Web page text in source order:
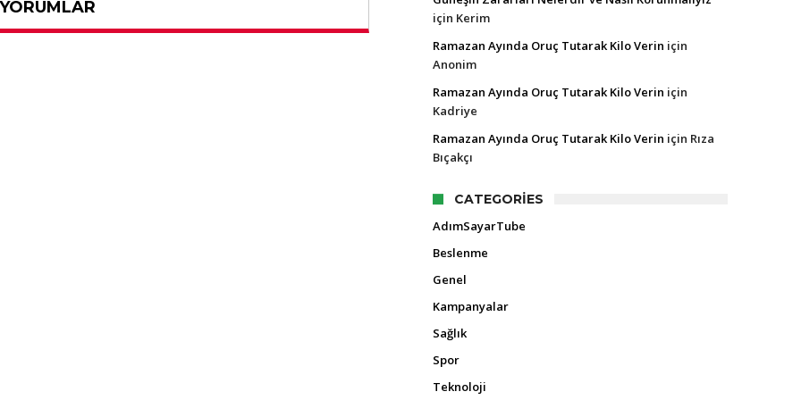
için Kerim
Ramazan Ayında Oruç Tutarak Kilo Verin için
Anonim
Ramazan Ayında Oruç Tutarak Kilo Verin için
Kadriye
Ramazan Ayında Oruç Tutarak Kilo Verin için Rıza
Bıçakçı
CATEGORIES
AdımSayarTube
Beslenme
Genel
Kampanyalar
Sağlık
Spor
Teknoloji